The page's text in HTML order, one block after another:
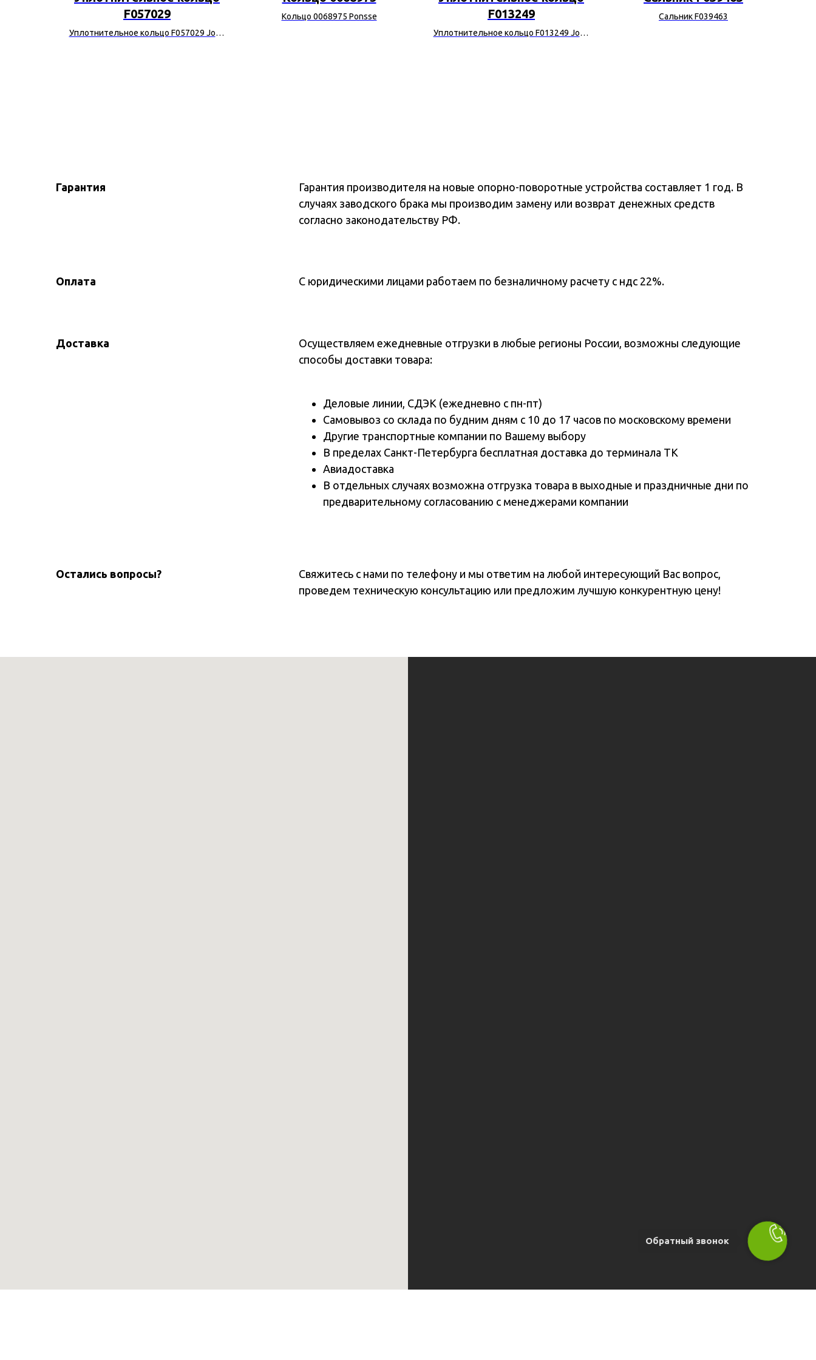
Обратный звонок
F057029
Уплотнительное кольцо F057029 John
Кольцо 0068975 Ponsse
F013249
Уплотнительное кольцо F013249 John
Сальник F039463
Гарантия
Гарантия производителя на новые опорно-поворотные устройства составляет 1 год. В
случаях заводского брака мы производим замену или возврат денежных средств
согласно законодательству РФ.
Оплата С юридическими лицами работаем по безналичному расчету с ндс 22%.
Доставка
Осуществляем ежедневные отгрузки в любые регионы России, возможны следующие
способы доставки товара:
Деловые линии, СДЭК (ежедневно с пн-пт)
Самовывоз со склада по будним дням с 10 до 17 часов по московскому времени
Другие транспортные компании по Вашему выбору
В пределах Санкт-Петербурга бесплатная доставка до терминала ТК
Авиадоставка
В отдельных случаях возможна отгрузка товара в выходные и праздничные дни по
предварительному согласованию с менеджерами компании
Остались вопросы?
Свяжитесь с нами по телефону и мы ответим на любой интересующий Вас вопрос,
проведем техническую консультацию или предложим лучшую конкурентную цену!